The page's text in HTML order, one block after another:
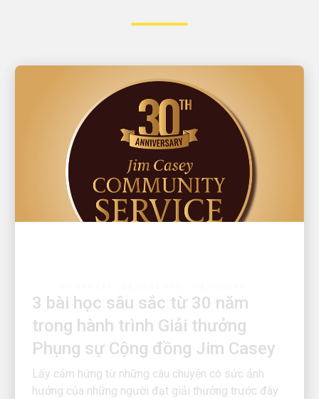
trong hành trình Giải thưởng
Phụng sự Cộng đồng Jim Casey
Lấy cảm hứng từ những câu chuyện có sức ảnh
hưởng của những người đạt giải thưởng trước đây